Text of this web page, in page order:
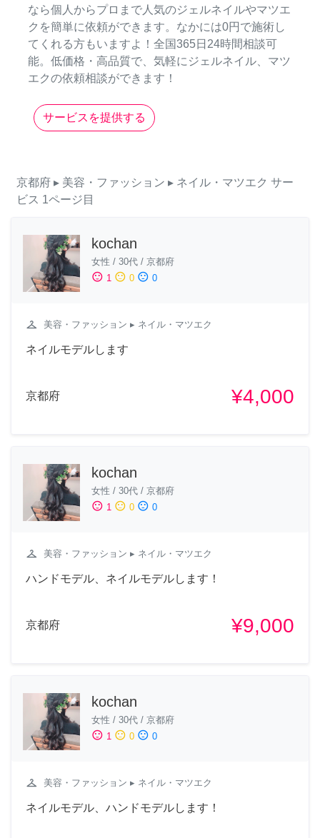
なら個人からプロまで人気のジェルネイルやマツエ
クを簡単に依頼ができます。なかには0円で施術し
てくれる方もいますよ！全国365日24時間相談可
能。低価格・高品質で、気軽にジェルネイル、マツ
エクの依頼相談ができます！
サービスを提供する
京都府 ▸ 美容・ファッション ▸ ネイル・マツエク サー
ビス 1ページ目
kochan
女性 / 30代 / 京都府
sentiment_satisfied 1 sentiment_neutral 0 sentiment_dissatisfied 0
checkroom 美容・ファッション ▸ ネイル・マツエク
ネイルモデルします
京都府 ¥4,000
kochan
女性 / 30代 / 京都府
sentiment_satisfied 1 sentiment_neutral 0 sentiment_dissatisfied 0
checkroom 美容・ファッション ▸ ネイル・マツエク
ハンドモデル、ネイルモデルします！
京都府 ¥9,000
kochan
女性 / 30代 / 京都府
sentiment_satisfied 1 sentiment_neutral 0 sentiment_dissatisfied 0
checkroom 美容・ファッション ▸ ネイル・マツエク
ネイルモデル、ハンドモデルします！